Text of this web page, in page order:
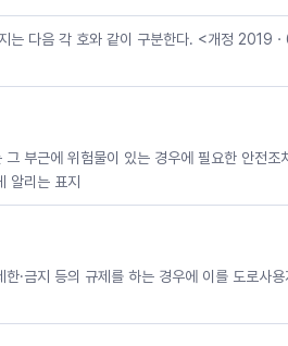
는 다음 각 호와 같이 구분한다. <개정 2019
그 부근에 위험물이 있는 경우에 필요한 안전조
알리는 표지
·금지 등의 규제를 하는 경우에 이를 도로사용